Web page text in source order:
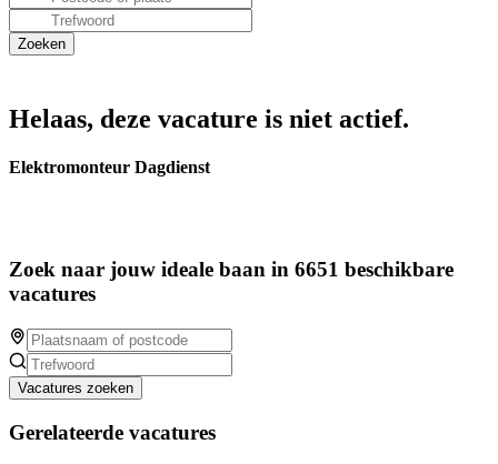
Helaas, deze vacature is niet actief.
Elektromonteur Dagdienst
Zoek naar jouw ideale baan in 6651 beschikbare
vacatures
Vacatures zoeken
Gerelateerde vacatures